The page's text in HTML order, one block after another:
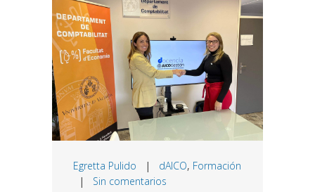
Egretta Pulido | dAICO, Formación
| Sin comentarios